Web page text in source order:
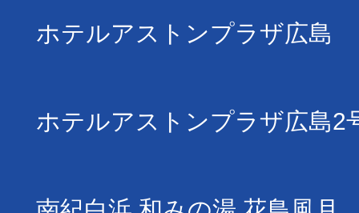
ホテルアストンプラザ広島
ホテルアストンプラザ広島2